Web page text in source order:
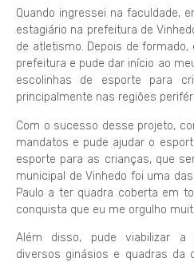
Quando ingressei na faculdade,
estagiário na prefeitura de
de atletismo. Depois de
prefeitura e pude dar início ao
escolinhas de esporte para
principalmente nas regiões
Com o sucesso desse projeto,
mandatos e pude ajudar o
esporte para as crianças, que
municipal de Vinhedo foi uma
Paulo a ter quadra coberta em
conquista que eu me orgulho
Além disso, pude viabilizar
diversos ginásios e quadras da